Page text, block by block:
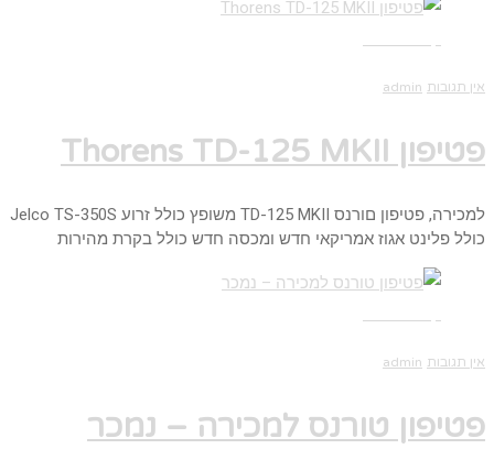
אין תגובות admin
פטיפון Thorens TD-125 MKII
למכירה, פטיפון םורנס TD-125 MKII משופץ כולל זרוע Jelco TS-350S
כולל פלינט אגוז אמריקאי חדש ומכסה חדש כולל בקרת מהירות
אין תגובות admin
פטיפון טורנס למכירה – נמכר